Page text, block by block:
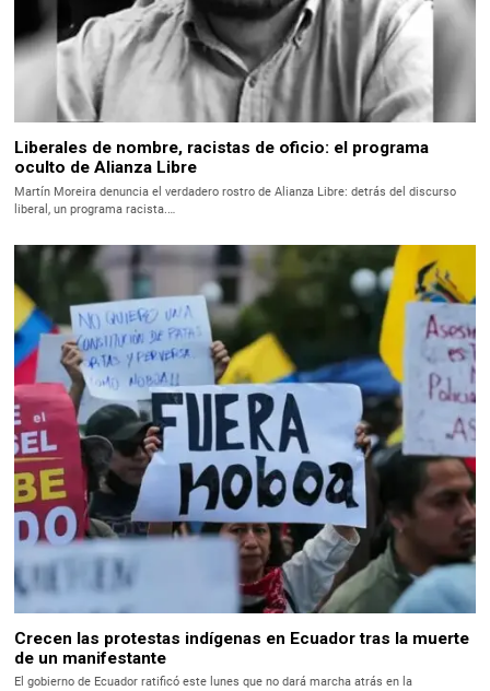
Liberales de nombre, racistas de oficio: el programa
oculto de Alianza Libre
Martín Moreira denuncia el verdadero rostro de Alianza Libre: detrás del discurso
liberal, un programa racista.…
Crecen las protestas indígenas en Ecuador tras la muerte
de un manifestante
El gobierno de Ecuador ratificó este lunes que no dará marcha atrás en la